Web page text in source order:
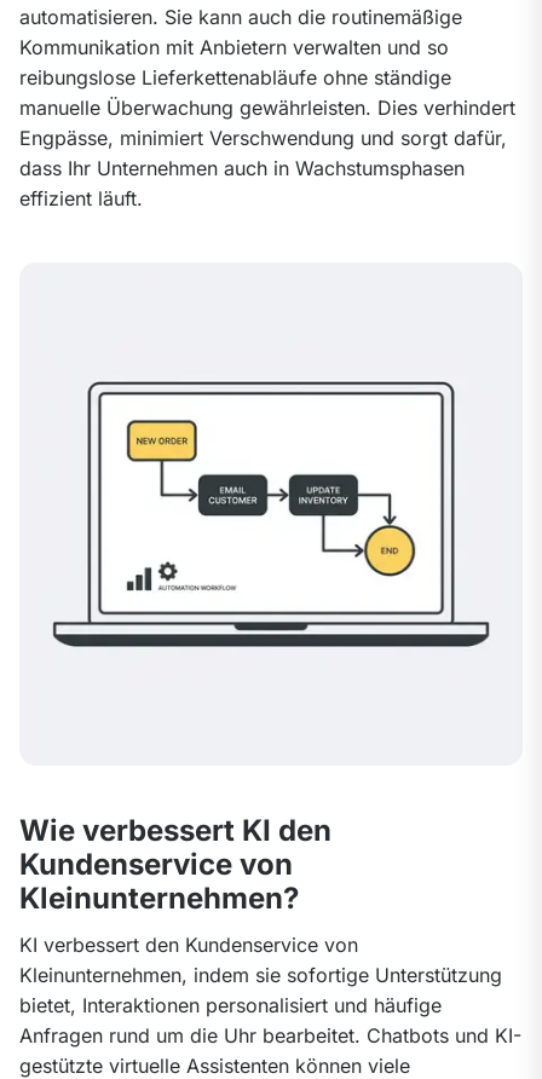
automatisieren. Sie kann auch die routinemäßige
Kommunikation mit Anbietern verwalten und so
reibungslose Lieferkettenabläufe ohne ständige
manuelle Überwachung gewährleisten. Dies verhindert
Engpässe, minimiert Verschwendung und sorgt dafür,
dass Ihr Unternehmen auch in Wachstumsphasen
Wie verbessert KI den
Kundenservice von
Kleinunternehmen?
KI verbessert den Kundenservice von
Kleinunternehmen, indem sie sofortige Unterstützung
bietet, Interaktionen personalisiert und häufige
Anfragen rund um die Uhr bearbeitet. Chatbots und KI-
gestützte virtuelle Assistenten können viele